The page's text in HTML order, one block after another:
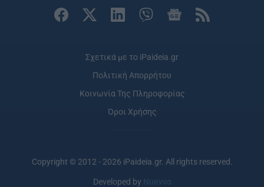
Σχετικά με το iPaideia.gr
Πολιτική Απορρήτου
Κοινωνία Της Πληροφορίας
Όροι Χρήσης
Copyright © 2012 - 2026 iPaideia.gr. All rights reserved.
Developed by